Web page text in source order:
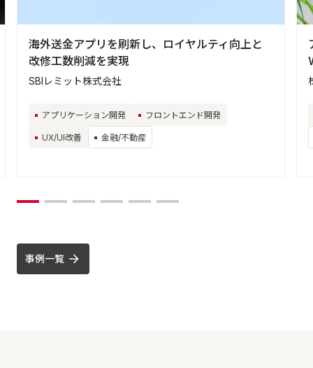
海外送金アプリを刷新し、ロイヤルティ向上と
改修工数削減を実現
SBIレミット株式会社
アプリケーション開発 フロントエンド開発
UX/UI改善 金融/不動産
事例一覧